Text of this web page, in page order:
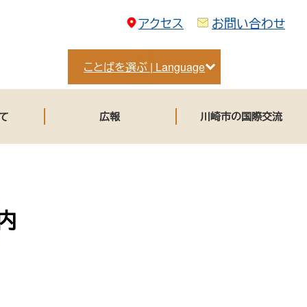
アクセス
お問い合わせ
ことばを選ぶ | Language
広報 川崎市の国際交流